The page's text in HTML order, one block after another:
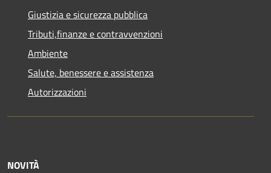
Giustizia e sicurezza pubblica
Tributi,finanze e contravvenzioni
Ambiente
Salute, benessere e assistenza
Autorizzazioni
NOVITÀ